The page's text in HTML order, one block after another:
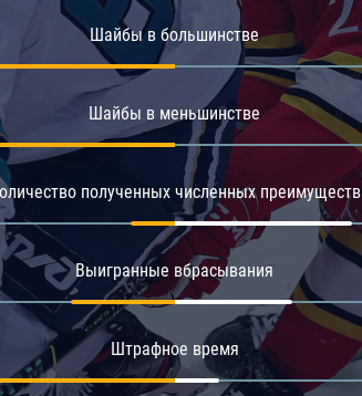
Амур
Барыс
Салават Юлаев
Шайбы в большинстве
Шайбы в меньшинстве
полученных численных преимуществ
Выигранные вбрасывания
Штрафное время